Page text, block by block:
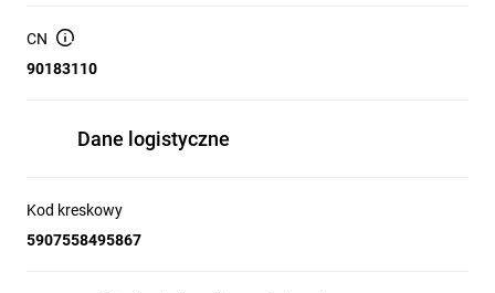
CN
90183110
Dane logistyczne
Kod kreskowy
5907558495867